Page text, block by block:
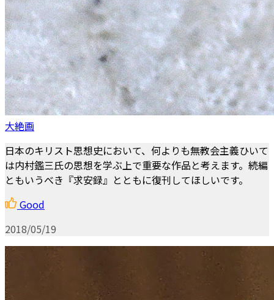
大絶画
日本のキリスト思想史において、何よりも無教会主義ひいて
は内村鑑三氏の思想を学ぶ上で重要な作品と考えます。続編
ともいうべき『求安録』とともに復刊してほしいです。
Good
2018/05/19